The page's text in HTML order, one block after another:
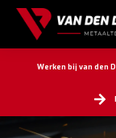
Werken bij van den